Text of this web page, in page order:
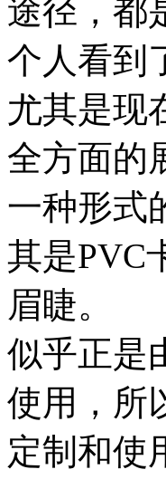
途径，都
个人看到
尤其是现
全方面的
一种形式
其是PVC
眉睫。
似乎正是
使用，所
定制和使